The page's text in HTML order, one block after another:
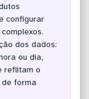
configurar
dos dados:
ou dia,
reflitam o
de forma